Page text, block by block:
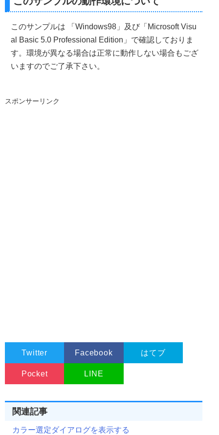
Dim L As Long
Dim S As Long
    nFile
= Text1.Text
    Ret
= ExtractIconEx(nFile, 0 L, S, 1)
    DrawIconEx Form1
.Picture1. hDC, 0, 0, L , 0 , 0, vbNull
End Sub
このサンプルは 「Windows98」及び「Microsoft Visu
al Basic 5.0 Professional Edition」で確認しておりま
す。環境が異なる場合は正常に動作しない場合もござ
いますのでご了承下さい。
スポンサーリンク
Twitter Facebook はてブ
Pocket LINE
関連記事
カラー選定ダイアログを表示する